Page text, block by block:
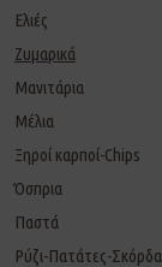
Ελιές
Ζυμαρικά
Μανιτάρια
Μέλια
Ξηροί καρποί-Chips
Όσπρια
Παστά
Ρύζι-Πατάτες-Σκόρδα